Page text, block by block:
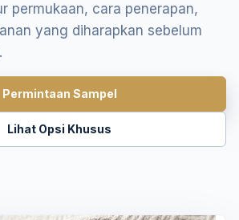
permukaan, cara penerapan,
yang diharapkan sebelum
Permintaan Sampel
Lihat Opsi Khusus